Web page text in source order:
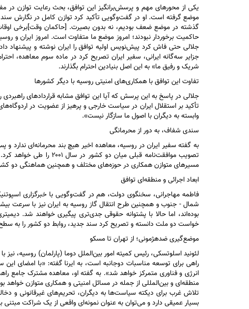
یکی از محور‌های مهم و پرسش‌برانگیز این توافق، بحث رعایت توازن در
موضع گرفته است. او در گفت‌وگویی تأکید کرد توازن کامل در نگارش
گذشته در موضع ضعف بودیم، نه بدون بصیرت. [حاکمان وقت]برخی اوقات
حاکمیت برخوردار نبودند؛ امروز موضع ما متفاوت است. امروز ایران
جلالی حتی فاش کرد پیش‌نویس اولیه توافق را ایران نوشته و پیشنهاد
جزایر سه‌گانه ایرانی، سفیر ایران تصریح کرد در ماده سوم معاهده،
شریک و رفیق ما» به این اصل بنیادین احترام بگذارند.
تفاوت این توافق با همکاری‌های امنیتی روسیه با دیگر کشور‌ها
جلالی در پاسخ به این پرسش که آیا این توافق مشابه قرارداد‌های
وابسته به دیگران با اصول ما سازگار نیست».
سندی شفاف، به دور از محرمانگی
به گفته سفیر ایران در روسیه، معاهده اخیر هیچ بند محرمانه‌ای ندارد
مسیر‌های متوازن همکاری در حوزه‌های مختلف و همچنین هماهنگی دو
ابعاد اجرائی و منطقه‌ای توافق
فاطمه مهاجرانی، سخنگوی دولت، هم در گفت‌وگویی با خبرگزاری
شمال - جنوب و همچنین طرح انتقال گاز روسیه به ایران نیز با سرعت
بوده‌اند، اما حالا با پشتوانه حقوقی جدی‌تری پیگیری خواهند شد.
خواست دو ملت دانسته و تصریح کرد سند جدید، روابط دو کشور را به سطح
موضع‌گیری ضد‌هژمونی؛ از تهران تا مسکو
لئونید اسلوتسکی، رئیس کمیته امور بین‌الملل دوما (پارلمان) روسیه،
راهی برای توسعه مناسبات دوجانبه است، به ایرنا گفته: «با امضای
انرژی و فناوری متمرکز خواهد شد». به گفته او، معاهده مشترک جامع
منطقه‌ای و بین‌المللی از جمله در مسائل امنیتی و همکاری متوازن
تلاش غرب برای دیکته سیاست‌ها به دیگران، تحریم‌های غیرقانونی و
بسیار عمیقی دارد و می‌توان به عنوان نمونه‌ای واقعی از یک شراکت مبتنی